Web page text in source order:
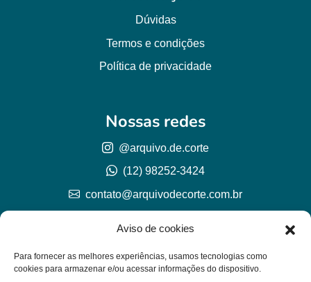
Aviso de cookies
Para fornecer as melhores experiências, usamos tecnologias como
cookies para armazenar e/ou acessar informações do dispositivo.
Dúvidas
Termos e condições
Política de privacidade
Nossas redes
@arquivo.de.corte
(12) 98252-3424
contato@arquivodecorte.com.br